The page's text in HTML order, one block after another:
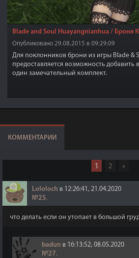
Blade and Soul Huayangnianhua / Броня
Опубликовано 29.08.2015 в 09:29:09
Для поклонников брони из игры Blade &
предоставляется возможность
один замечательный комплект.
КОММЕНТАРИИ
1 2 »
Lololoch в 12:26:41, 21.04.2020
№25,
что делать если он утопает в большой
badun в 16:13:52, 08.05.2020
№27,